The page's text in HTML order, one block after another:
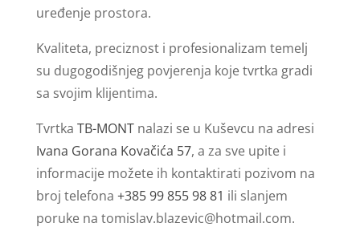
uređenje prostora.
Kvaliteta, preciznost i profesionalizam temelj
su dugogodišnjeg povjerenja koje tvrtka gradi
sa svojim klijentima.
Tvrtka TB-MONT nalazi se u Kuševcu na adresi
Ivana Gorana Kovačića 57, a za sve upite i
informacije možete ih kontaktirati pozivom na
broj telefona +385 99 855 98 81 ili slanjem
poruke na tomislav.blazevic@hotmail.com.